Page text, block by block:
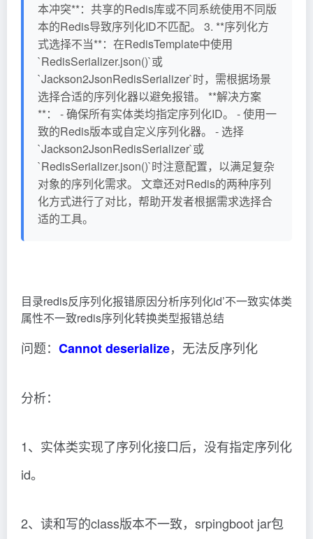
本冲突**：共享的Redis库或不同系统使用不同版
本的Redis导致序列化ID不匹配。 3. **序列化方
式选择不当**：在RedisTemplate中使用
`RedisSerializer.json()`或
`Jackson2JsonRedisSerializer`时，需根据场景
选择合适的序列化器以避免报错。 **解决方案
**： - 确保所有实体类均指定序列化ID。 - 使用一
致的Redis版本或自定义序列化器。 - 选择
`Jackson2JsonRedisSerializer`或
`RedisSerializer.json()`时注意配置，以满足复杂
对象的序列化需求。 文章还对Redis的两种序列
化方式进行了对比，帮助开发者根据需求选择合
适的工具。
目录redis反序列化报错原因分析序列化id’不一致实体类
属性不一致redis序列化转换类型报错总结
问题： Cannot deserialize，无法反序列化
分析：
1、实体类实现了序列化接口后，没有指定序列化
id。
2、读和写的class版本不一致，srpingboot jar包